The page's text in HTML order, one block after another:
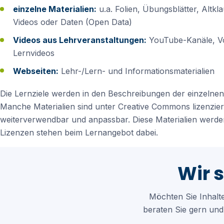
einzelne Materialien: u.a. Folien, Übungsblätter,
Videos oder Daten (Open Data)
Videos aus Lehrveranstaltungen: YouTube-Kanäle,
Lernvideos
Webseiten: Lehr-/Lern- und Informationsmaterialien
Die Lernziele werden in den Beschreibungen der
Manche Materialien sind unter Creative Commons
weiterverwendbar und anpassbar. Diese Materialien
Lizenzen stehen beim Lernangebot dabei.
Wir
Möchten Sie
beraten Sie gern